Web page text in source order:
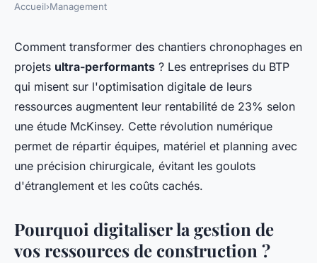
MANAGEMENT
Logiciel allocation ressources
BTP : votre allié pour
l'efficacité
Adrien•25 décembre 2025•8 min de lecture
Accueil›Management
Comment transformer des chantiers chronophages en
projets ultra-performants ? Les entreprises du BTP
qui misent sur l'optimisation digitale de leurs
ressources augmentent leur rentabilité de 23% selon
une étude McKinsey. Cette révolution numérique
permet de répartir équipes, matériel et planning avec
une précision chirurgicale, évitant les goulots
d'étranglement et les coûts cachés.
Pourquoi digitaliser la gestion de
vos ressources de construction ?